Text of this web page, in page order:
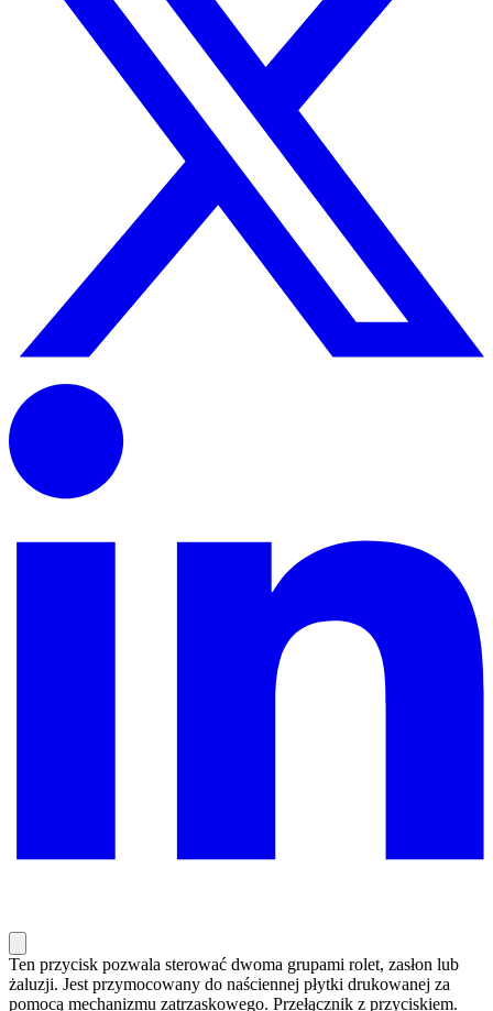
Ten przycisk pozwala sterować dwoma grupami rolet, zasłon lub
żaluzji. Jest przymocowany do naściennej płytki drukowanej za
pomocą mechanizmu zatrzaskowego. Przełącznik z przyciskiem.